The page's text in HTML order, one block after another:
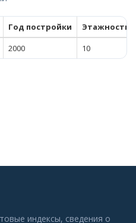
Год постройки
Этажность
2000 10
индексы, сведения о